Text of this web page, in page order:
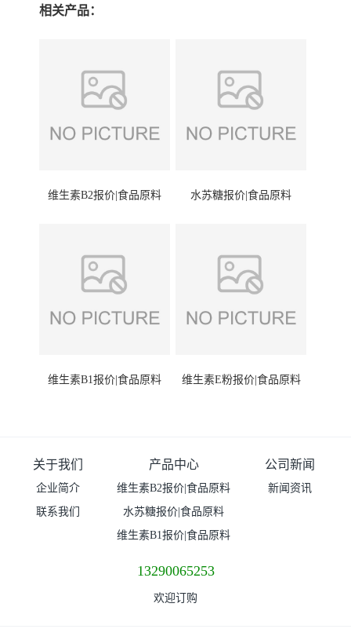
相关产品：
维生素B2报价|食品原料 水苏糖报价|食品原料
维生素B1报价|食品原料 维生素E粉报价|食品原料
关于我们
企业简介
联系我们
产品中心
维生素B2报价|食品原料
水苏糖报价|食品原料
维生素B1报价|食品原料
公司新闻
新闻资讯
13290065253
欢迎订购